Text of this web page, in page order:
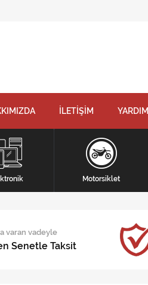
İLETİŞİM YARDIM
Motorsiklet
varan vadeyle
Senetle Taksit